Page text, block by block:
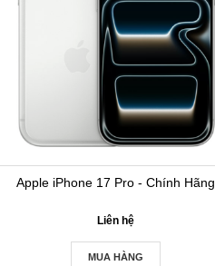
Apple iPhone 17 Pro - Chính Hãng
Liên hệ
MUA HÀNG